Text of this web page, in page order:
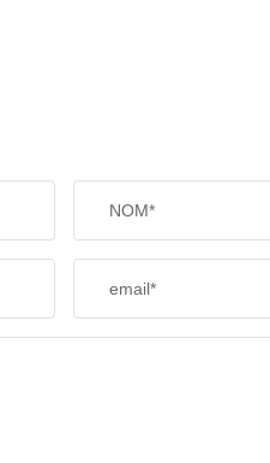
NOM*
email*